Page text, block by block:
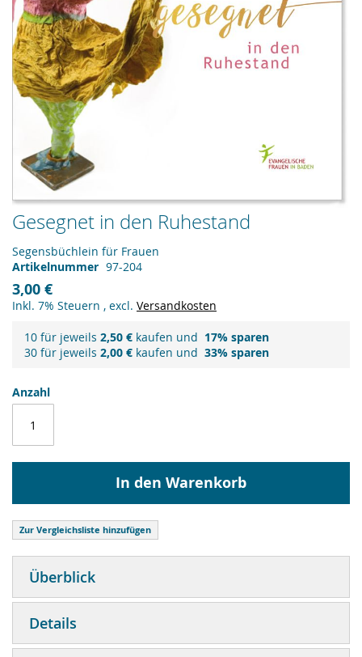
Gesegnet in den Ruhestand
Segensbüchlein für Frauen
Artikelnummer 97-204
3,00 €
Inkl. 7% Steuern , excl. Versandkosten
10 für jeweils 2,50 € kaufen und 17% sparen
30 für jeweils 2,00 € kaufen und 33% sparen
Anzahl
In den Warenkorb
Zur Vergleichsliste hinzufügen
Zum
Anfang
der
Bildergalerie
springen
Überblick
Details